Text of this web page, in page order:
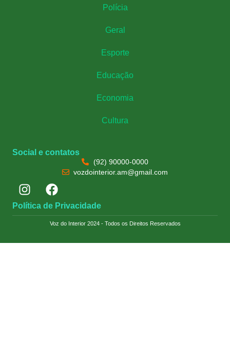
Polícia
Geral
Esporte
Educação
Economia
Cultura
Social e contatos
(92) 90000-0000
vozdointerior.am@gmail.com
Política de Privacidade
Voz do Interior 2024 - Todos os Direitos Reservados